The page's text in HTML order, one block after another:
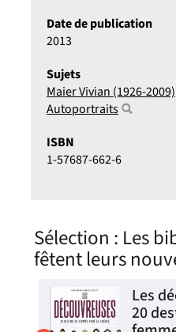
Date de publication
2013
Sujets
Maier Vivian (1926-2009)
Autoportraits
ISBN
1-57687-662-6
Sélection : Les
fêtent leurs
Les
20